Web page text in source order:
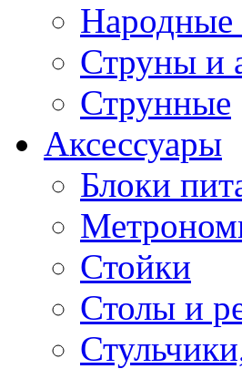
Народные
Струны и
Струнные
Аксессуары
Блоки
Стойки
Столы и